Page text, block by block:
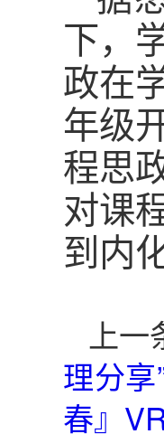
下，
政在
年级
程思
对课
到内
上一
理分
春』